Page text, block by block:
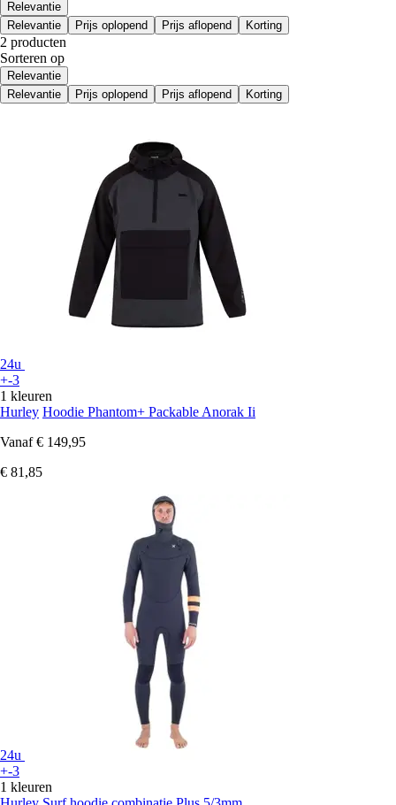
Relevantie
Relevantie
Prijs oplopend Prijs aflopend Korting
2 producten
Sorteren op
Relevantie
Relevantie
Prijs oplopend Prijs aflopend Korting
24u
+-3
1 kleuren
Hurley Hoodie Phantom+ Packable Anorak Ii
Vanaf € 149,95
€ 81,85
24u
+-3
1 kleuren